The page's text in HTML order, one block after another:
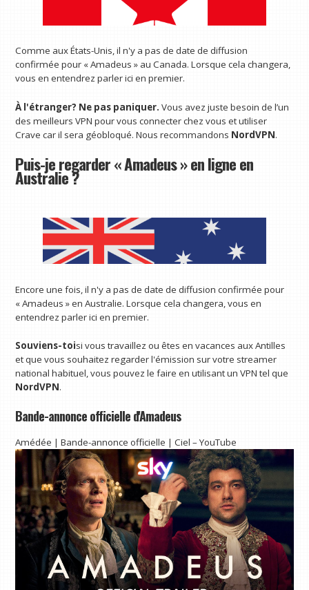
Comme aux États-Unis, il n'y a pas de date de diffusion
confirmée pour « Amadeus » au Canada. Lorsque cela changera,
vous en entendrez parler ici en premier.
À l'étranger? Ne pas paniquer. Vous avez juste besoin de l’un
des meilleurs VPN pour vous connecter chez vous et utiliser
Crave car il sera géobloqué. Nous recommandons NordVPN.
Puis-je regarder « Amadeus » en ligne en
Australie ?
Encore une fois, il n'y a pas de date de diffusion confirmée pour
« Amadeus » en Australie. Lorsque cela changera, vous en
entendrez parler ici en premier.
Souviens-toisi vous travaillez ou êtes en vacances aux Antilles
et que vous souhaitez regarder l'émission sur votre streamer
national habituel, vous pouvez le faire en utilisant un VPN tel que
NordVPN.
Bande-annonce officielle d'Amadeus
Amédée | Bande-annonce officielle | Ciel – YouTube